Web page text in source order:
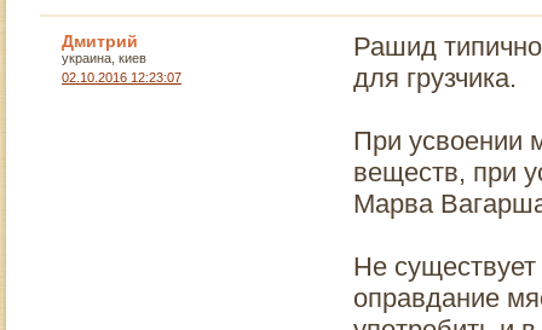
Дмитрий
украина, киев
02.10.2016 12:23:07
Рашид
для грузчика.
При усвоении
веществ, при
Марва
Не
оправдание